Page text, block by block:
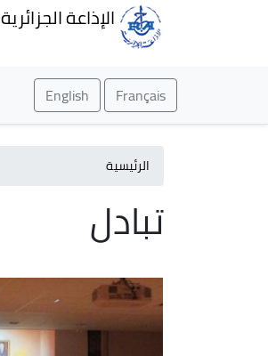
الإذاعة الجزائرية
Français
English
الرئيسية
تبادل